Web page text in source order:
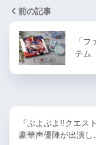
前の記事
「
テム
『ぷよぷよ!!クエス
豪華声優陣が出演し…